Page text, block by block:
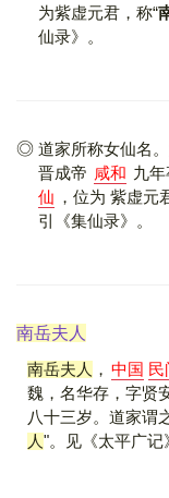
为紫虚元君，称“
仙录》 。
道家所称女仙名
晋成帝 咸和 九年
仙 ，位为 紫虚元
引
《集仙录》 。
南岳夫人
南岳夫人 ， 中国 民
魏，名华存，字贤
八十三岁。道家谓
人"。见《太平广记